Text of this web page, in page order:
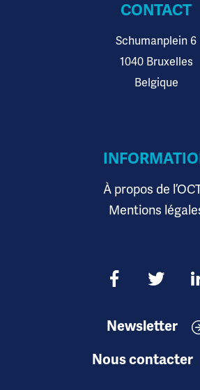
CONTACT
Schumanplein 6
1040 Bruxelles
Belgique
À propos de
Mentions
Newsletter
Nous contacter